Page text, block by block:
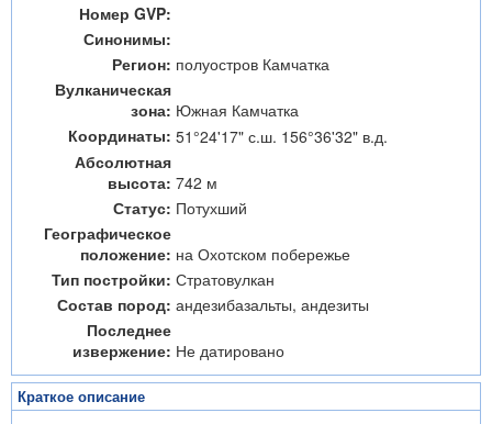
Номер GVP:
Синонимы:
Регион: полуостров Камчатка
Вулканическая
зона: Южная Камчатка
Координаты: 51°24'17" с.ш. 156°36'32" в.д.
Абсолютная
высота: 742 м
Статус: Потухший
Географическое
положение: на Охотском побережье
Тип постройки: Стратовулкан
Состав пород: андезибазальты, андезиты
Последнее
извержение: Не датировано
Краткое описание